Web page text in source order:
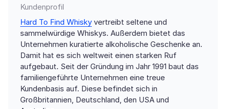
Kundenprofil
Hard To Find Whisky vertreibt seltene und
sammelwürdige Whiskys. Außerdem bietet das
Unternehmen kuratierte alkoholische Geschenke an.
Damit hat es sich weltweit einen starken Ruf
aufgebaut. Seit der Gründung im Jahr 1991 baut das
familiengeführte Unternehmen eine treue
Kundenbasis auf. Diese befindet sich in
Großbritannien, Deutschland, den USA und